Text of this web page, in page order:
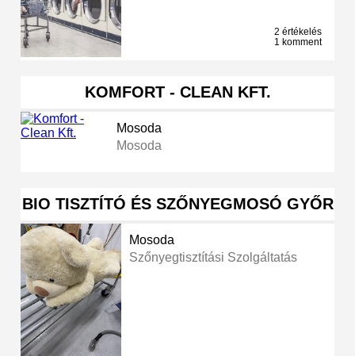
2 értékelés
1 komment
KOMFORT - CLEAN KFT.
Mosoda
Mosoda
BIO TISZTÍTÓ ÉS SZŐNYEGMOSÓ GYŐR
Mosoda
Szőnyegtisztítási Szolgáltatás